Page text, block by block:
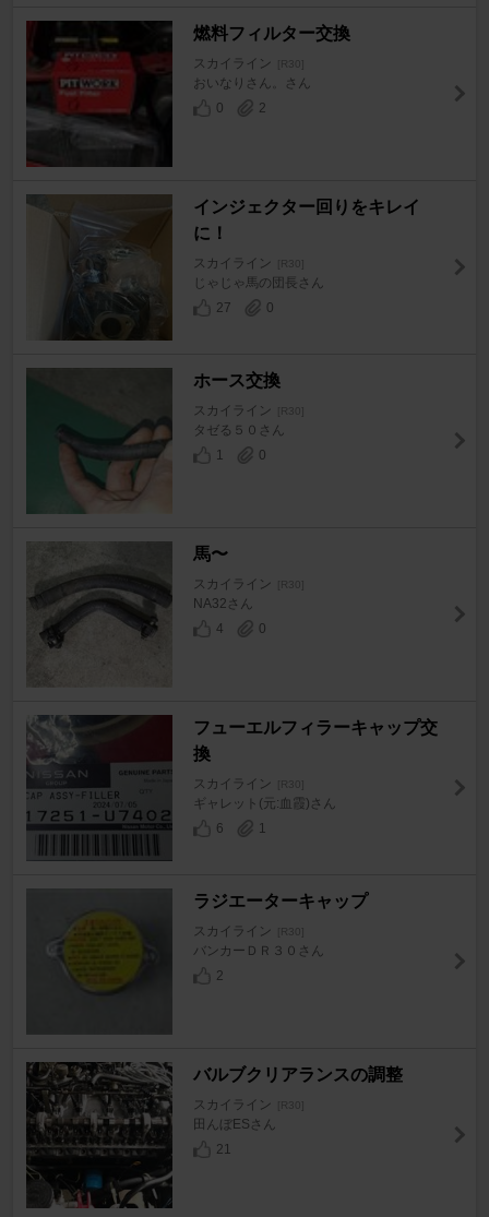
燃料フィルター交換
スカイライン [R30]
おいなりさん。さん
0
2
インジェクター回りをキレイ
に！
スカイライン [R30]
じゃじゃ馬の団長さん
27
0
ホース交換
スカイライン [R30]
タゼる５０さん
1
0
馬〜
スカイライン [R30]
NA32さん
4
0
フューエルフィラーキャップ交
換
スカイライン [R30]
ギャレット(元:血霞)さん
6
1
ラジエーターキャップ
スカイライン [R30]
バンカーＤＲ３０さん
2
バルブクリアランスの調整
スカイライン [R30]
田んぼESさん
21